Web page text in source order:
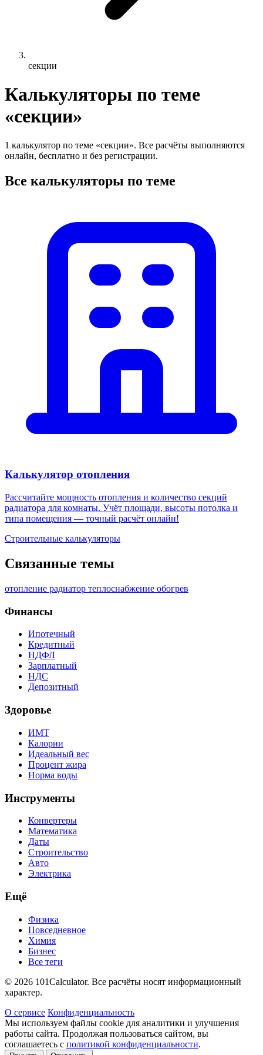
секции
Калькуляторы по теме
«секции»
1 калькулятор по теме «секции». Все расчёты выполняются
онлайн, бесплатно и без регистрации.
Все калькуляторы по теме
Калькулятор отопления
Рассчитайте мощность отопления и количество секций
радиатора для комнаты. Учёт площади, высоты потолка и
типа помещения — точный расчёт онлайн!
Строительные калькуляторы
Связанные темы
отопление радиатор теплоснабжение обогрев
Финансы
Ипотечный
Кредитный
НДФЛ
Зарплатный
НДС
Депозитный
Здоровье
ИМТ
Калории
Идеальный вес
Процент жира
Норма воды
Инструменты
Конвертеры
Математика
Даты
Строительство
Авто
Электрика
Ещё
Физика
Повседневное
Химия
Бизнес
Все теги
© 2026 101Calculator. Все расчёты носят информационный
характер.
О сервисе Конфиденциальность
Мы используем файлы cookie для аналитики и улучшения
работы сайта. Продолжая пользоваться сайтом, вы
соглашаетесь с политикой конфиденциальности.